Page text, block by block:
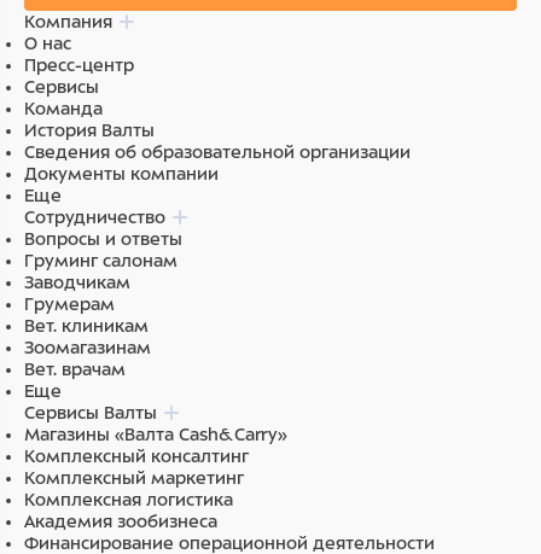
Компания
О нас
Пресс-центр
Сервисы
Команда
История Валты
Сведения об образовательной организации
Документы компании
Еще
Сотрудничество
Вопросы и ответы
Груминг салонам
Заводчикам
Грумерам
Вет. клиникам
Зоомагазинам
Вет. врачам
Еще
Сервисы Валты
Магазины «Валта Cash&Carry»
Комплексный консалтинг
Комплексный маркетинг
Комплексная логистика
Академия зообизнеса
Финансирование операционной деятельности